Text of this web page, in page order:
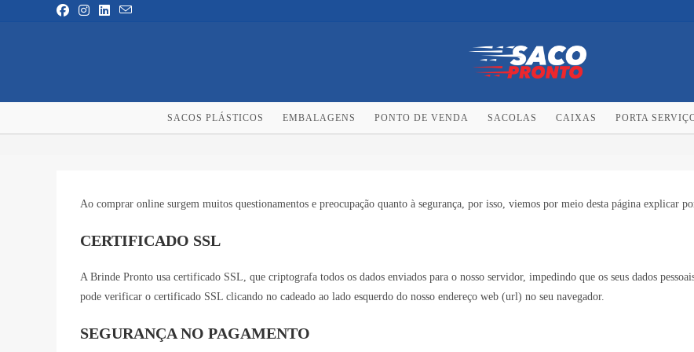
SACOS PLÁSTICOS EMBALAGENS PONTO DE VENDA SACOLAS CAIXAS PORTA
Ao comprar online surgem muitos questionamentos e preocupação quanto à segurança, por isso, viemos por meio desta página explicar
CERTIFICADO SSL
A Brinde Pronto usa certificado SSL, que criptografa todos os dados enviados para o nosso servidor, impedindo que os seus dados
pode verificar o certificado SSL clicando no cadeado ao lado esquerdo do nosso endereço web (url) no seu navegador.
SEGURANÇA NO PAGAMENTO